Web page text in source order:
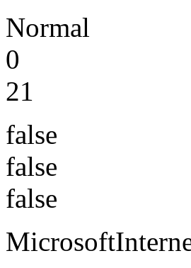
Normal
0
21
false
false
false